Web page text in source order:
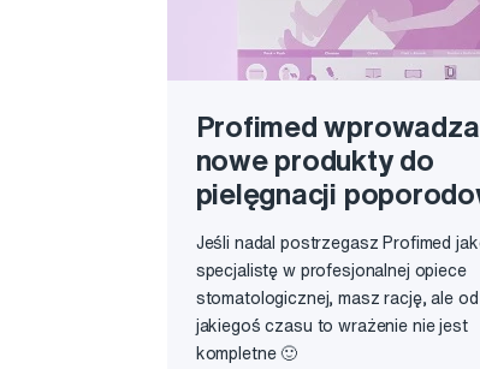
Profimed wprowadza
nowe produkty do
pielęgnacji
Jeśli nadal postrzegasz Profimed
specjalistę w profesjonalnej opiece
stomatologicznej, masz rację, ale od
jakiegoś czasu to wrażenie nie jest
kompletne 🙂